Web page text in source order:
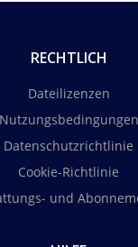
RECHTLICH
Dateilizenzen
Nutzungsbedingungen
Datenschutzrichtlinie
Cookie-Richtlinie
und